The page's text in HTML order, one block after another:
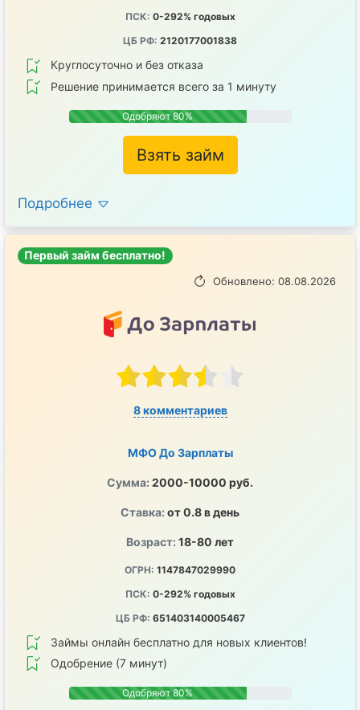
ПСК: 0-292% годовых
ЦБ РФ: 2120177001838
Круглосуточно и без отказа
Решение принимается всего за 1 минуту
Одобряют 80%
Взять займ
Подробнее
Первый займ бесплатно!
Обновлено: 08.08.2026
8 комментариев
МФО До Зарплаты
Сумма: 2000-10000 руб.
Ставка: от 0.8 в день
Возраст: 18-80 лет
ОГРН: 1147847029990
ПСК: 0-292% годовых
ЦБ РФ: 651403140005467
Займы онлайн бесплатно для новых клиентов!
Одобрение (7 минут)
Одобряют 80%